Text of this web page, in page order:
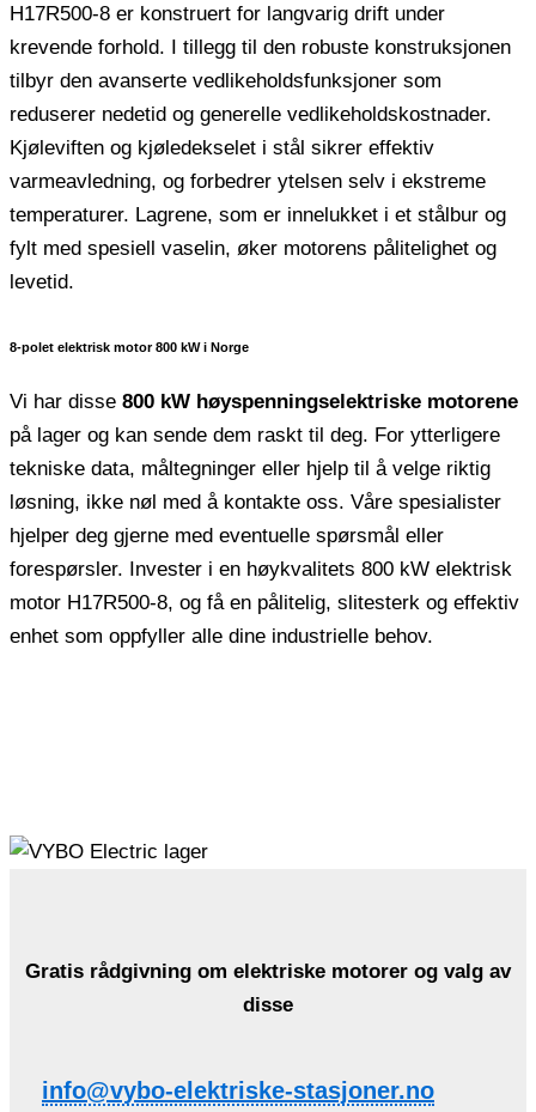
H17R500-8 er konstruert for langvarig drift under
krevende forhold. I tillegg til den robuste konstruksjonen
tilbyr den avanserte vedlikeholdsfunksjoner som
reduserer nedetid og generelle vedlikeholdskostnader.
Kjøleviften og kjøledekselet i stål sikrer effektiv
varmeavledning, og forbedrer ytelsen selv i ekstreme
temperaturer. Lagrene, som er innelukket i et stålbur og
fylt med spesiell vaselin, øker motorens pålitelighet og
levetid.
8-polet elektrisk motor 800 kW i Norge
Vi har disse 800 kW høyspenningselektriske motorene
på lager og kan sende dem raskt til deg. For ytterligere
tekniske data, måltegninger eller hjelp til å velge riktig
løsning, ikke nøl med å kontakte oss. Våre spesialister
hjelper deg gjerne med eventuelle spørsmål eller
forespørsler. Invester i en høykvalitets 800 kW elektrisk
motor H17R500-8, og få en pålitelig, slitesterk og effektiv
enhet som oppfyller alle dine industrielle behov.
Gratis rådgivning om elektriske motorer og valg av
disse
info@vybo-elektriske-stasjoner.no